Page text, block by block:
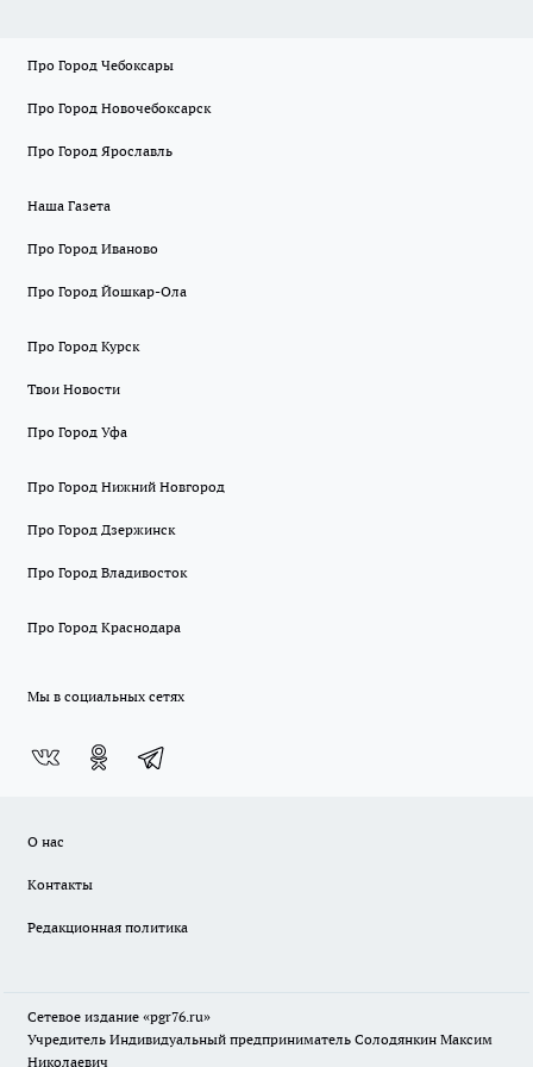
Про Город Чебоксары
Про Город Новочебоксарск
Про Город Ярославль
Наша Газета
Про Город Иваново
Про Город Йошкар-Ола
Про Город Курск
Твои Новости
Про Город Уфа
Про Город Нижний Новгород
Про Город Дзержинск
Про Город Владивосток
Про Город Краснодара
Мы в социальных сетях
О нас
Контакты
Редакционная политика
Сетевое издание «pgr76.ru»
Учредитель Индивидуальный предприниматель Солодянкин Максим
Николаевич